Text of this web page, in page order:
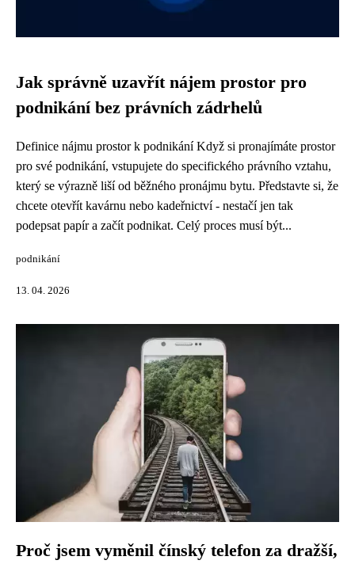
Jak správně uzavřít nájem prostor pro
podnikání bez právních zádrhelů
Definice nájmu prostor k podnikání Když si pronajímáte prostor
pro své podnikání, vstupujete do specifického právního vztahu,
který se výrazně liší od běžného pronájmu bytu. Představte si, že
chcete otevřít kavárnu nebo kadeřnictví - nestačí jen tak
podepsat papír a začít podnikat. Celý proces musí být...
podnikání
13. 04. 2026
Proč jsem vyměnil čínský telefon za dražší,